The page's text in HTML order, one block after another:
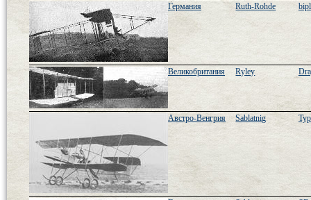
Германия Ruth-Rohde
Великобритания Ryley
Австро-Венгрия Sablatnig